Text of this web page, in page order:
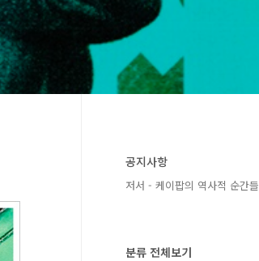
공지사항
저서 - 케이팝의 역사적 순간들
분류 전체보기